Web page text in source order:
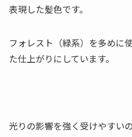
表現した髪色です。
フォレスト（緑系）を多めに
た仕上がりにしています。
光りの影響を強く受けやすい